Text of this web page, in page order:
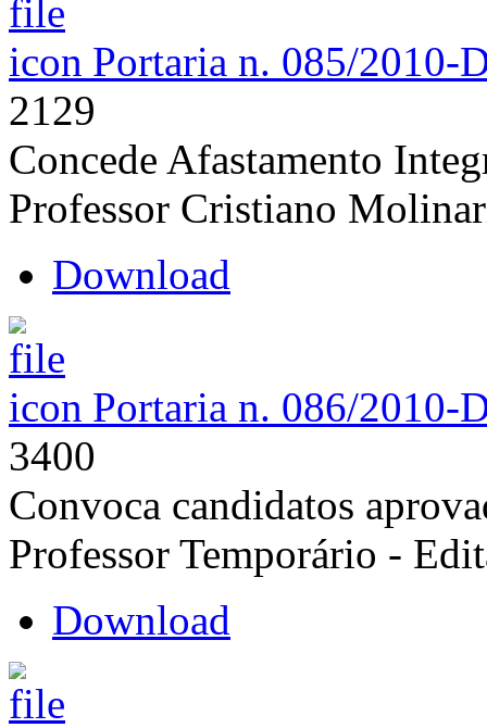
Portaria n. 085/2010-
2129
Concede Afastamento
Professor Cristiano
Download
Portaria n. 086/2010-
3400
Convoca candidatos
Professor Temporário -
Download